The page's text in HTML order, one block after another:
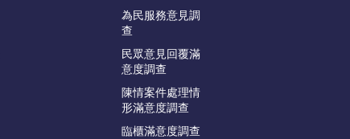
為民服務意見調
查
民眾意見回覆滿
意度調查
陳情案件處理情
形滿意度調查
臨櫃滿意度調查